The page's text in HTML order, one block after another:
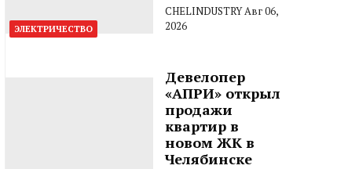
ЭЛЕКТРИЧЕСТВО
CHELINDUSTRYАвг 06,
2026
Девелопер
«АПРИ» открыл
продажи
квартир в
новом ЖК в
Челябинске